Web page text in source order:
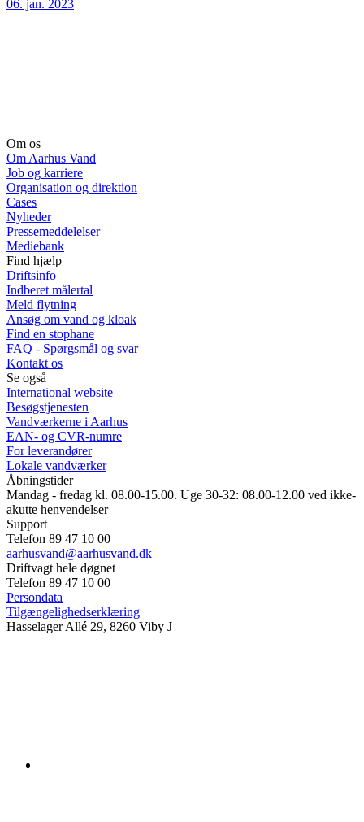
06. jan. 2023
Om os
Om Aarhus Vand
Job og karriere
Organisation og direktion
Cases
Nyheder
Pressemeddelelser
Mediebank
Find hjælp
Driftsinfo
Indberet målertal
Meld flytning
Ansøg om vand og kloak
Find en stophane
FAQ - Spørgsmål og svar
Kontakt os
Se også
International website
Besøgstjenesten
Vandværkerne i Aarhus
EAN- og CVR-numre
For leverandører
Lokale vandværker
Åbningstider
Mandag - fredag kl. 08.00-15.00. Uge 30-32: 08.00-12.00 ved ikke-
akutte henvendelser
Support
Telefon 89 47 10 00
aarhusvand@aarhusvand.dk
Driftvagt hele døgnet
Telefon 89 47 10 00
Persondata
Tilgængelighedserklæring
Hasselager Allé 29, 8260 Viby J